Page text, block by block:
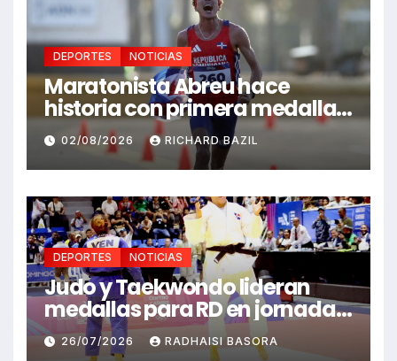
DEPORTES NOTICIAS
Maratonista Abreu hace
historia con primera medalla
en Juegos Santo Domingo
2026
02/08/2026 RICHARD BAZIL
DEPORTES NOTICIAS
Judo y Taekwondo lideran
medallas para RD en jornada
de Juego Santo Domingo 2026
26/07/2026 RADHAISI BASORA